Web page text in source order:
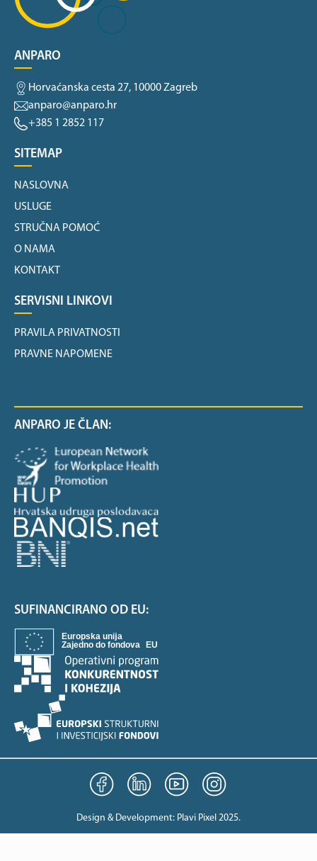
ANPARO
Horvaćanska cesta 27, 10000 Zagreb
anparo@anparo.hr
+385 1 2852 117
SITEMAP
NASLOVNA
USLUGE
STRUČNA POMOĆ
O NAMA
KONTAKT
SERVISNI LINKOVI
PRAVILA PRIVATNOSTI
PRAVNE NAPOMENE
ANPARO JE ČLAN:
SUFINANCIRANO OD EU:
Design & Development: Plavi Pixel 2025.